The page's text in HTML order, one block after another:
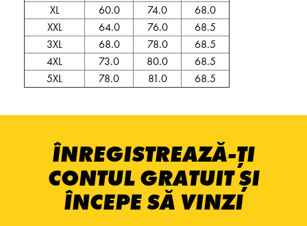
XL
60.0 74.0
68.0
XXL
64.0 76.0
68.5
3XL
68.0 78.0
68.5
4XL
73.0 80.0
68.5
5XL
78.0 81.0 68.5
ÎNREGISTREAZĂ-ȚI
CONTUL GRATUIT ȘI
ÎNCEPE SĂ VINZI